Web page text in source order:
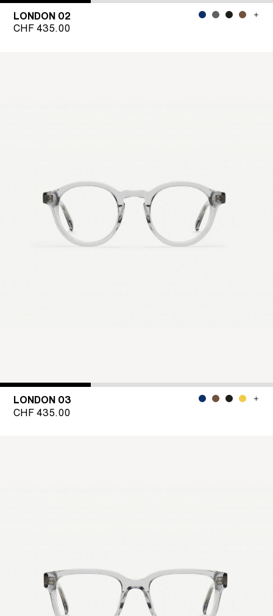
LONDON 02
CHF435.00
LONDON 03
CHF435.00